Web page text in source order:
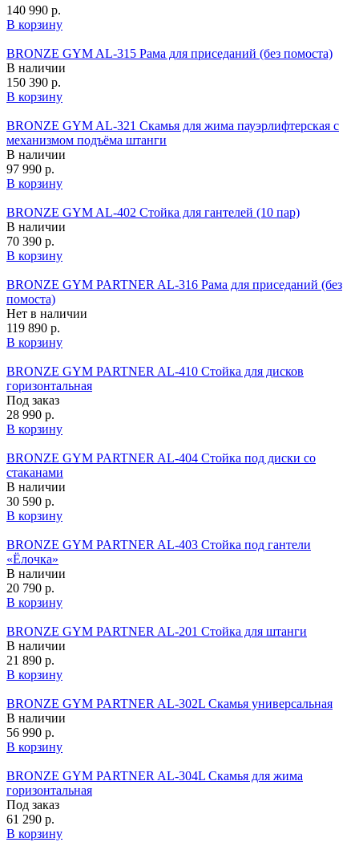
140 990 р.
В корзину
BRONZE GYM AL-315 Рама для приседаний (без помоста)
В наличии
150 390 р.
В корзину
BRONZE GYM AL-321 Скамья для жима пауэрлифтерская с
механизмом подъёма штанги
В наличии
97 990 р.
В корзину
BRONZE GYM AL-402 Стойка для гантелей (10 пар)
В наличии
70 390 р.
В корзину
BRONZE GYM PARTNER AL-316 Рама для приседаний (без
помоста)
Нет в наличии
119 890 р.
В корзину
BRONZE GYM PARTNER AL-410 Стойка для дисков
горизонтальная
Под заказ
28 990 р.
В корзину
BRONZE GYM PARTNER AL-404 Стойка под диски со
стаканами
В наличии
30 590 р.
В корзину
BRONZE GYM PARTNER AL-403 Стойка под гантели
«Ёлочка»
В наличии
20 790 р.
В корзину
BRONZE GYM PARTNER AL-201 Стойка для штанги
В наличии
21 890 р.
В корзину
BRONZE GYM PARTNER AL-302L Скамья универсальная
В наличии
56 990 р.
В корзину
BRONZE GYM PARTNER AL-304L Скамья для жима
горизонтальная
Под заказ
61 290 р.
В корзину